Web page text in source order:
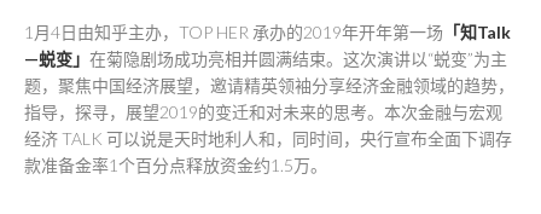
1月4日由知乎主办，TOP HER 承办的2019年开年第一场 「知Talk
—蜕变」 在菊隐剧场成功亮相并圆满结束。这次演讲以“蜕变”为主
题，聚焦中国经济展望，邀请精英领袖分享经济金融领域的趋势，
指导，探寻，展望2019的变迁和对未来的思考。本次金融与宏观
经济 TALK 可以说是天时地利人和，同时间，央行宣布全面下调存
款准备金率1个百分点释放资金约1.5万。